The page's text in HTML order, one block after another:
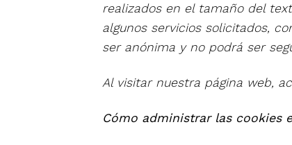
realizados en el tamaño del
algunos servicios solicitados,
ser anónima y no podrá ser
Al visitar nuestra página web,
Cómo administrar las cookies